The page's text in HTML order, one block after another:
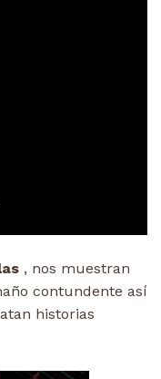
, nos muestran
contundente así
historias